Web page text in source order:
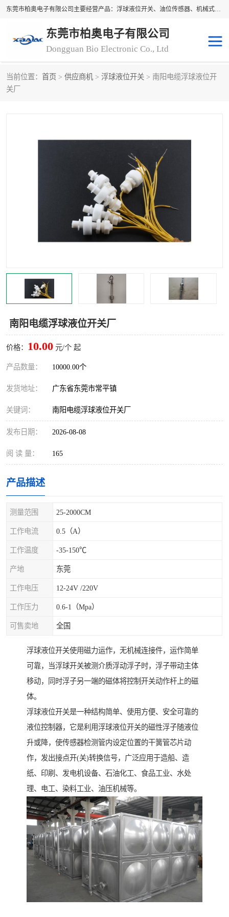
东莞市柏奥电子有限公司主要经营产品：浮球液位开关、油位传感器、机械式油表、浮球液位计、水位控制浮球阀、料位开关，水流开关、油水位控制配套仪表等。柏奥电子，您可信赖的合作伙伴
东莞市柏奥电子有限公司
Dongguan Bio Electronic Co., Ltd
当前位置： 首页 > 供应商机 > 浮球液位开关 > 南阳电缆浮球液位开
关厂
南阳电缆浮球液位开关厂
价格： 10.00 元/个 起
产品数量： 10000.00个
发货地址： 广东省东莞市常平镇
关键词： 南阳电缆浮球液位开关厂
发布日期： 2026-08-08
阅 读 量： 165
产品描述
测量范围 25-2000CM
工作电流 0.5（A）
工作温度 -35-150℃
产地 东莞
工作电压 12-24V /220V
工作压力 0.6-1（Mpa）
可售卖地 全国
浮球液位开关使用磁力运作，无机械连接件，运作简单
可靠，当浮球开关被测介质浮动浮子时，浮子带动主体
移动，同时浮子另一端的磁体将控制开关动作杆上的磁
体。
浮球液位开关是一种结构简单、使用方便、安全可靠的
液位控制器，它是利用浮球液位开关的磁性浮子随液位
升或降，使传感器检测管内设定位置的干簧管芯片动
作，发出接点开(关)转换信号，广泛应用于造船、造
纸、印刷、发电机设备、石油化工、食品工业、水处
理、电工、染料工业、油压机械等。
浮球液位开关
料位开关 油位表
浮球阀
转速表